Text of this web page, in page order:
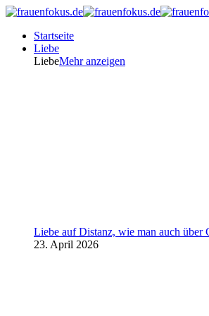
Startseite
Liebe
LiebeMehr anzeigen
Liebe auf Distanz, wie man auch über
23. April 2026